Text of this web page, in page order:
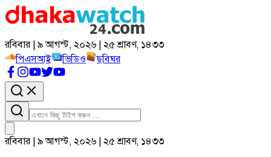
রবিবার | ৯ আগস্ট, ২০২৬ | ২৫ শ্রাবণ, ১৪৩৩
পিএসআই
ভিডিও ছবিঘর
রবিবার | ৯ আগস্ট, ২০২৬ | ২৫ শ্রাবণ, ১৪৩৩